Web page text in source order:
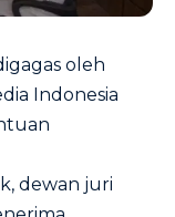
oleh
Indonesia
dewan juri